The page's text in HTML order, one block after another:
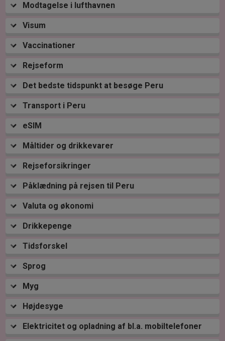
Modtagelse i lufthavnen
Visum
Vaccinationer
Rejseform
Det bedste tidspunkt at besøge Peru
Transport i Peru
eSIM
Måltider og drikkevarer
Rejseforsikringer
Påklædning på rejsen til Peru
Valuta og økonomi
Drikkepenge
Tidsforskel
Sprog
Myg
Højdesyge
Elektricitet og opladning af bl.a. mobiltelefoner